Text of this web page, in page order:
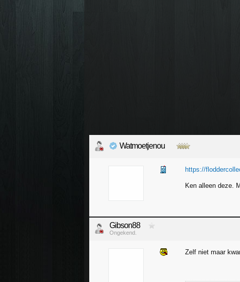
Watmoetjenou
https://
Ken alleen deze.
Gibson88
Ongekend.
Zelf niet maar